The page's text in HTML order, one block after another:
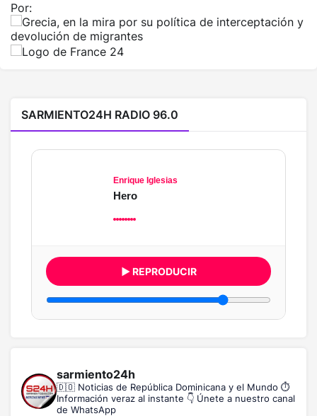
Por:
SARMIENTO24H RADIO 96.0
Enrique Iglesias
Hero
▶ REPRODUCIR
sarmiento24h
🇩🇴 Noticias de República Dominicana y el Mundo ⏱️
Información veraz al instante 👇 Únete a nuestro canal
de WhatsApp